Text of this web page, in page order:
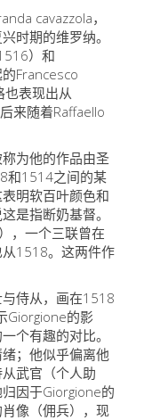
cavazzola，
时期的维罗纳。
）和
Francesco
表现出从
来随着Raffaello
为他的作品由圣
和1514之间的某
明软百叶颜色和
是指断奶基督。
，一个三联曾在
1518。这两件作
侍从，画在1518
Giorgione的影
个有趣的对比。
；他似乎偏离他
武官（个人助
因于Giorgione的
像（佣兵），现